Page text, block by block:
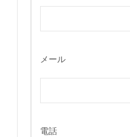
メール
電話